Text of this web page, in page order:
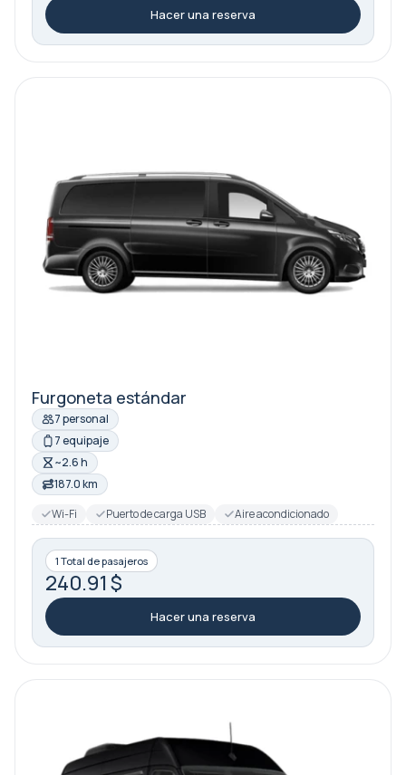
Hacer una reserva
Furgoneta estándar
7 personal
7 equipaje
~2.6 h
187.0 km
Wi-Fi
Puerto de carga USB Aire acondicionado
1 Total de pasajeros
240.91 $
Hacer una reserva